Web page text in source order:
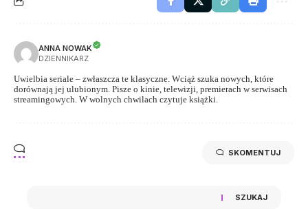
ANNA NOWAK
DZIENNIKARZ
Uwielbia seriale – zwłaszcza te klasyczne. Wciąż szuka nowych, które
dorównają jej ulubionym. Pisze o kinie, telewizji, premierach w serwisach
streamingowych. W wolnych chwilach czytuje książki.
SKOMENTUJ
SZUKAJ